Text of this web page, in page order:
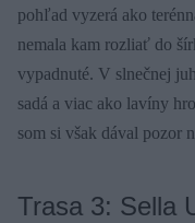
pohľad vyzerá ako
nemala kam rozliať do
vypadnuté. V slnečnej
sadá a viac ako lavíny
som si však dával pozor
Trasa 3: Sella